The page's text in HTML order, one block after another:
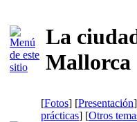
La
Mallorca
[Fotos] [Presentación
prácticas] [Otros